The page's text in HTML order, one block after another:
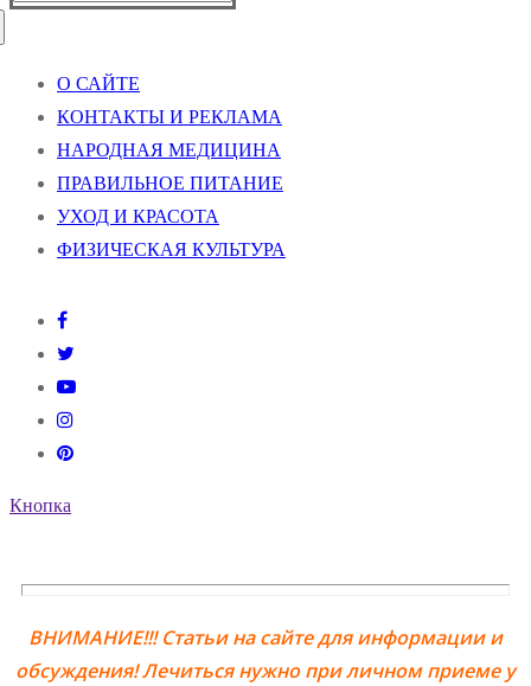
О САЙТЕ
КОНТАКТЫ И РЕКЛАМА
НАРОДНАЯ МЕДИЦИНА
ПРАВИЛЬНОЕ ПИТАНИЕ
УХОД И КРАСОТА
ФИЗИЧЕСКАЯ КУЛЬТУРА
Кнопка
ВНИМАНИЕ!!! Статьи на сайте для информации и
обсуждения! Лечиться нужно при личном приеме у